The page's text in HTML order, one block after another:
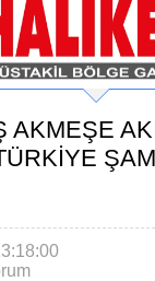
AKMEŞE